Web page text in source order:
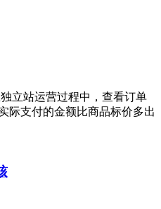
立站运营过程中，查看订单
际支付的金额比商品标价多出